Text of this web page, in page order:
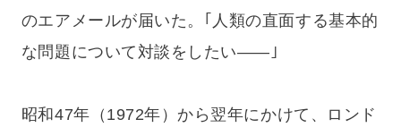
のエアメールが届いた。｢人類の直面する基本的
な問題について対談をしたい——｣
昭和47年（1972年）から翌年にかけて、ロンド